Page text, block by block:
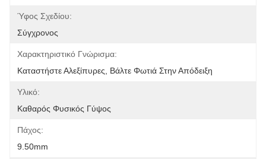
Ύφος Σχεδίου:
Σύγχρονος
Χαρακτηριστικό Γνώρισμα:
Καταστήστε Αλεξίπυρες, Βάλτε Φωτιά Στην Απόδειξη
Υλικό:
Καθαρός Φυσικός Γύψος
Πάχος:
9.50mm